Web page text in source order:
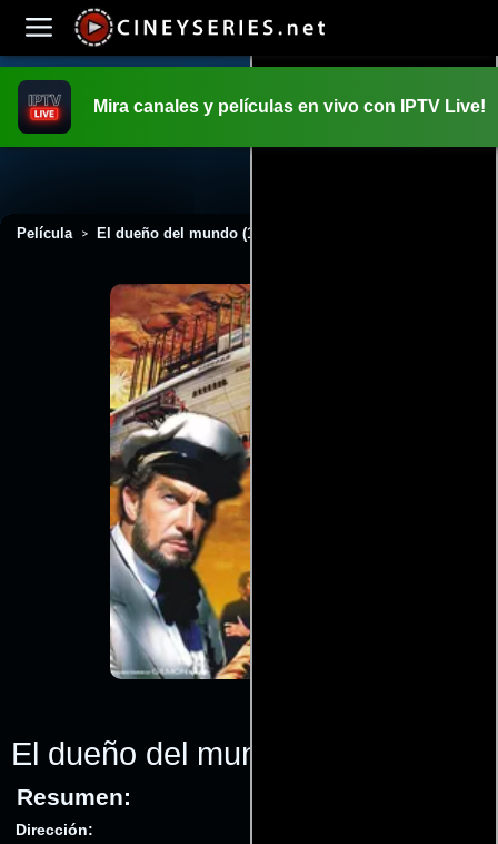
Mira canales y películas en vivo con IPTV Live!
Película > El dueño del mundo (1961)
El dueño del mundo
Resumen:
Dirección: